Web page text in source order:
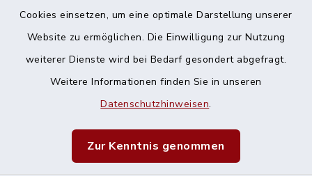
Cookies einsetzen, um eine optimale Darstellung unserer
Website zu ermöglichen. Die Einwilligung zur Nutzung
weiterer Dienste wird bei Bedarf gesondert abgefragt.
Weitere Informationen finden Sie in unseren
Datenschutzhinweisen.
Zur Kenntnis genommen
Datenschutz
Impressum
Sitemap
Cookie-Einstellungen